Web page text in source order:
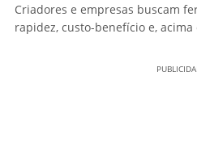
Criadores e empresas buscam
rapidez, custo-benefício e,